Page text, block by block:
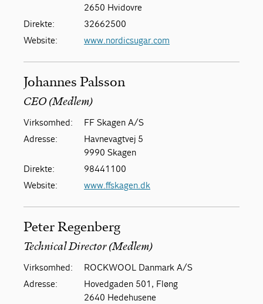
2650 Hvidovre
Direkte:
32662500
Website:
www.nordicsugar.com
Johannes Palsson
CEO (Medlem)
Virksomhed:
FF Skagen A/S
Adresse:
Havnevagtvej 5
9990 Skagen
Direkte:
98441100
Website:
www.ffskagen.dk
Peter Regenberg
Technical Director (Medlem)
Virksomhed:
ROCKWOOL Danmark A/S
Adresse:
Hovedgaden 501, Fløng
2640 Hedehusene